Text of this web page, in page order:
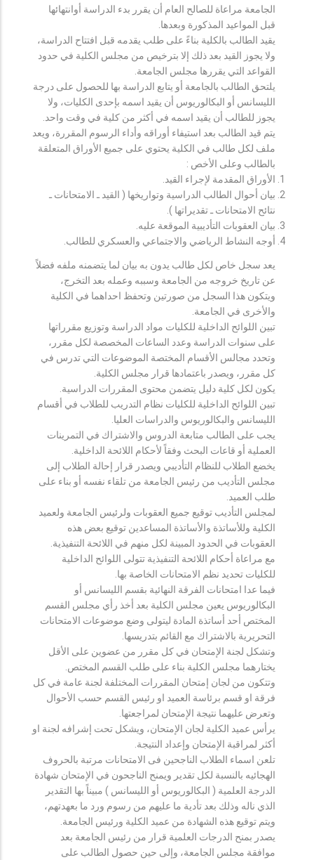
الجامعة مراعاة للصالح العام أن يقرر بدء الدراسة أوانتهائها
قبل المواعيد المذكورة وبعدها.
يقيد الطالب بالكلية بناءً على طلب يقدمه قبل افتتاح الدراسة،
ولا يجوز القيد بعد ذلك إلا بترخيص من مجلس الكلية في حدود
القواعد التي يقررها مجلس الجامعة.
يلتحق الطالب بالجامعة أو يتابع الدراسة بها للحصول على درجة
الليسانس أو البكالوريوس أن يقيد اسمه بإحدى الكليات، ولا
يجوز للطالب أن يقيد اسمه في أكثر من كلية في وقت واحد.
يتم قيد الطالب بعد استيفاء أوراقه وأداء الرسوم المقررة، ويعد
ملف لكل طالب في الكلية يحتوي على جميع الأوراق المتعلقة
بالطالب وعلى الأخص :
الأوراق المقدمة لإجراء القيد.
بيان أحوال الطالب الدراسية وتواريخها ( القيد ـ الامتحانات ـ
نتائح الامتحانات ـ تقديراتها ).
بيان العقوبات التأديبية الموقعة عليه.
أوجه النشاط الرياضي والاجتماعي والعسكري للطالب.
يعد سجل خاص لكل طالب يدون به بيان لما يتضمنه ملفه فضلاً
عن تاريخ خروجه من الجامعة وسببه وعمله بعد التخرج،
ويتكون هذا السجل من صورتين وتحفظ احداهما في الكلية
والأخرى في الجامعة.
تبين اللوائح الداخلية للكليات مواد الدراسة وتوزيع مقرراتها
على سنوات الدراسة وعدد الساعات المخصصة لكل مقرر،
وتحدد مجالس الأقسام المختصة الموضوعات التي تدرس في
كل مقرر، ويصدر باعتمادها قرار مجلس الكلية.
يكون لكل كلية دليل يتضمن محتوى المقررات الدراسية.
تبين اللوائح الداخلية للكليات نظام التدريب للطلاب في أقسام
الليسانس والبكالوريوس والدراسات العليا.
يجب على الطالب متابعة الدروس والاشتراك في التمرينات
العملية أو قاعات البحث وفقاً لأحكام اللائحة الداخلية.
يخضع الطلاب للنظام التأديبي ويصدر قرار إحالة الطلاب إلى
مجلس التأديب من رئيس الجامعة من تلقاء نفسه أو بناء على
طلب العميد.
لمجلس التأديب توقيع جميع العقوبات ولرئيس الجامعة ولعميد
الكلية وللأساتذة والأساتذة المساعدين توقيع بعض هذه
العقوبات في الحدود المبينة لكل منهم في اللائحة التنفيذية.
مع مراعاة أحكام اللائحة التنفيذية تتولى اللوائح الداخلية
للكليات تحديد نظم الامتحانات الخاصة بها.
فيما عدا امتحانات الفرقة النهائية بقسم الليسانس أو
البكالوريوس يعين مجلس الكلية بعد أخذ رأي مجلس القسم
المختص أحد أساتذة المادة ليتولى وضع موضوعات الامتحانات
التحريرية بالاشتراك مع القائم بتدريسها.
وتشكل لجنة الإمتحان في كل مقرر من عضوين على الأقل
يختارهما مجلس الكلية بناء على طلب القسم المختص.
وتتكون من لجان إمتحان المقررات المختلفة لجنة عامة في كل
فرقة او قسم برئاسة العميد او رئيس القسم حسب الأحوال
وتعرض عليهما نتيجة الإمتحان لمراجعتها.
يرأس عميد الكلية لجان الإمتحان، ويشكل تحت إشرافه لجنة او
أكثر لمراقبة الإمتحان وإعداد النتيجة.
تلعن اسماء الطلاب الناجحين فى الامتحانات مرتبة بالحروف
الهجائيه بالنسبة لكل تقدير ويمنح الناجحون في الإمتحان شهادة
الدرجة العلمية ( البكالوريوس أو الليسانس ) مبيناً بها التقدير
الذي ناله وذلك بعد تأدية ما عليهم من رسوم ورد ما بعهدتهم،
ويتم توقيع هذه الشهادة من عميد الكلية ورئيس الجامعة.
يصدر بمنح الدرجات العلمية قرار من رئيس الجامعة بعد
موافقة مجلس الجامعة، وإلى حين حصول الطالب على